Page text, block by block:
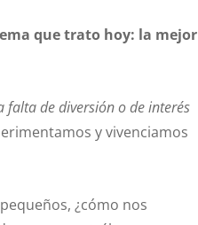
que trato hoy: la mejor
falta de diversión o de interés
y vivenciamos
¿cómo nos